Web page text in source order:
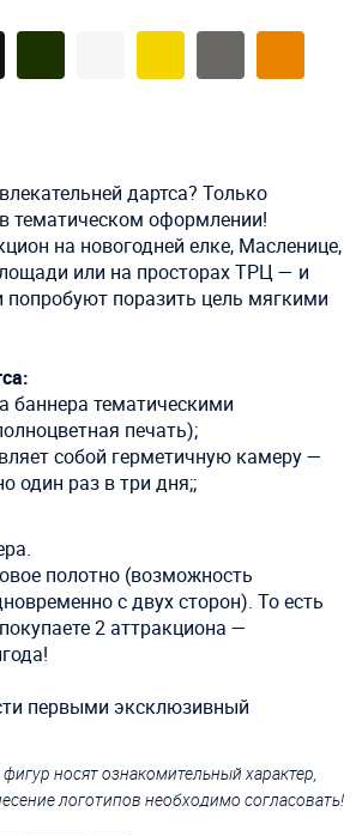
дартса? Только
тематическом оформлении!
на новогодней елке, Масленице,
или на просторах ТРЦ — и
попробуют поразить цель мягкими
баннера тематическими
печать);
собой герметичную камеру —
один раз в три дня;;
полотно (возможность
с двух сторон). То есть
2 аттракциона —
первыми эксклюзивный
носят ознакомительный характер,
логотипов необходимо согласовать!